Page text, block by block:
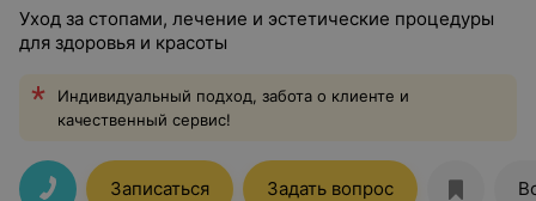
Уход за стопами, лечение и эстетические процедуры
для здоровья и красоты
Индивидуальный подход, забота о клиенте и
качественный сервис!
Записаться Задать вопрос